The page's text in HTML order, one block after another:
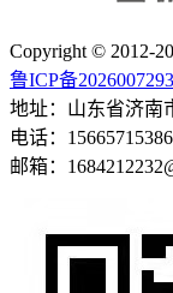
Copyright © 2012-
鲁ICP备
地址：山东省济南
电话：15665715386
邮箱：